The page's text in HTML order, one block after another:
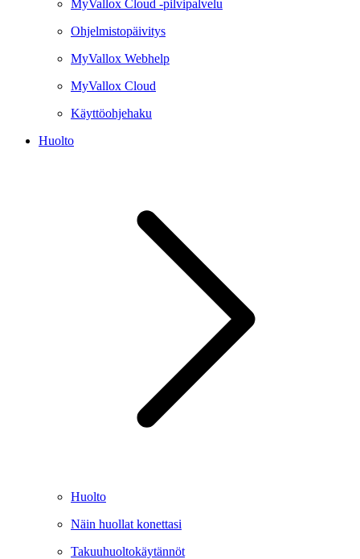
MyVallox Cloud -pilvipalvelu
Ohjelmistopäivitys
MyVallox Webhelp
MyVallox Cloud
Käyttöohjehaku
Huolto
Huolto
Näin huollat konettasi
Takuuhuoltokäytännöt